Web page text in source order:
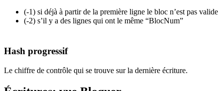
(-1) si déjà à partir de la première ligne le bloc n’est pas valide
(-2) s’il y a des lignes qui ont le même “BlocNum”
Hash progressif
Le chiffre de contrôle qui se trouve sur la dernière écriture.